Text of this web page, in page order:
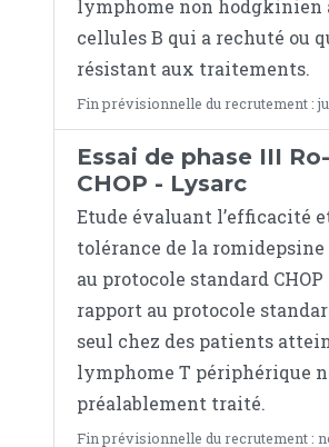
lymphome non hodgkinien
cellules B qui a rechuté ou
résistant aux traitements.
Fin prévisionnelle du recrutement :
Essai de phase III Ro-
CHOP - Lysarc
Etude évaluant l’efficacité
tolérance de la romidepsine
au protocole standard CHOP
rapport au protocole
seul chez des patients
lymphome T périphérique
préalablement traité.
Fin prévisionnelle du recrutement :